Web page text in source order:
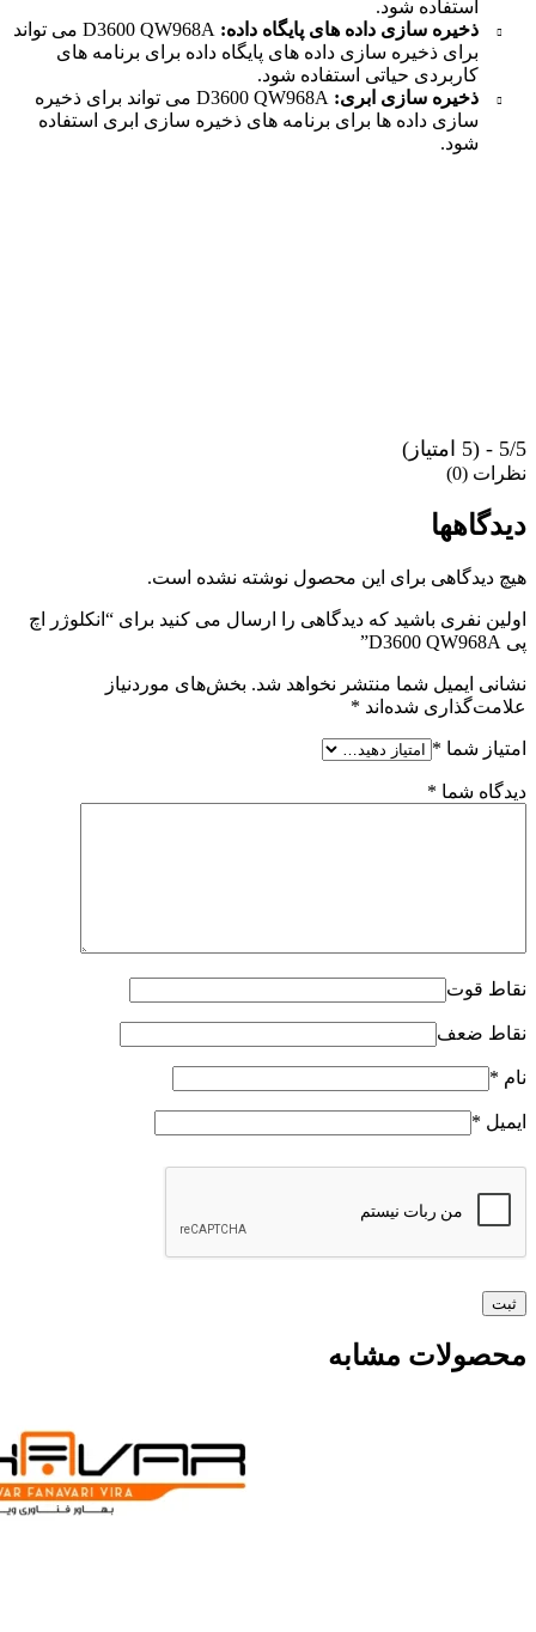
استفاده شود.
ذخیره سازی داده های پایگاه داده:
D3600 QW968A می تواند
برای ذخیره سازی داده های پایگاه داده برای برنامه های
کاربردی حیاتی استفاده شود.
ذخیره سازی ابری:
D3600 QW968A می تواند برای ذخیره
سازی داده ها برای برنامه های ذخیره سازی ابری استفاده
شود.
5/5 - (5 امتیاز)
نظرات (0)
دیدگاهها
هیچ دیدگاهی برای این محصول نوشته نشده است.
اولین نفری باشید که دیدگاهی را ارسال می کنید برای “انکلوژر اچ
پی D3600 QW968A”
نشانی ایمیل شما منتشر نخواهد شد. بخش‌های موردنیاز
علامت‌گذاری شده‌اند *
امتیاز شما *
دیدگاه شما *
نقاط قوت
نقاط ضعف
نام *
ایمیل *
محصولات مشابه